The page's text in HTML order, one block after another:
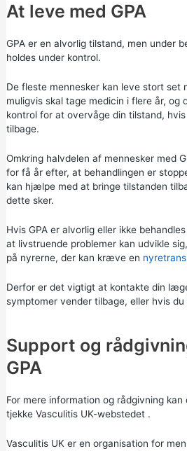
At leve med GPA
GPA er en alvorlig tilstand, men under
holdes under kontrol.
De fleste mennesker kan leve stort set
muligvis skal tage medicin i flere år, og
kontrol for at overvåge din tilstand,
tilbage.
Omkring halvdelen af mennesker med
for få år efter, at behandlingen er
kan hjælpe med at bringe tilstanden
dette sker.
Hvis GPA er alvorlig eller ikke
at livstruende problemer kan udvikle
på nyrerne, der kan kræve en
Derfor er det vigtigt at kontakte din
symptomer vender tilbage, eller hvis
Support og
GPA
For mere information og rådgivning
tjekke Vasculitis UK-webstedet.
Vasculitis UK er en organisation for